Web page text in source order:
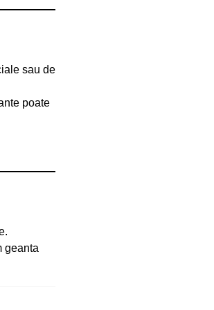
sau de
poate
geanta